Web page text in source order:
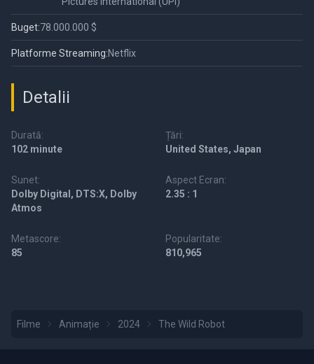
Buget:78.000.000 $
Platforme Streaming:Netflix
Detalii
Durată:
102 minute
Țări:
United States, Japan
Sunet:
Dolby Digital, DTS:X, Dolby
Atmos
Aspect Ecran:
2.35 : 1
Metascore:
85
Popularitate:
810,965
Filme Animație 2024 The Wild Robot